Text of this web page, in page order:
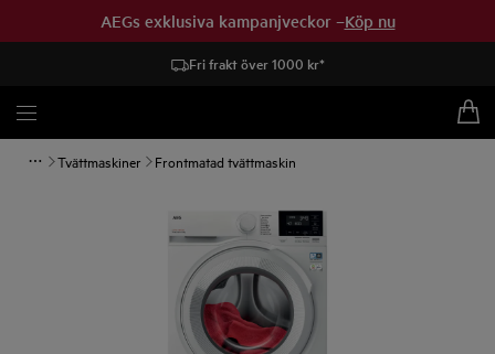
AEGs exklusiva kampanjveckor –Köp nu
Fri frakt över 1000 kr*
Tvättmaskiner Frontmatad tvättmaskin